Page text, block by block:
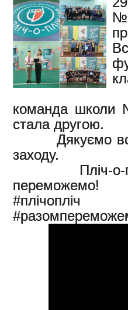
В
команда школи
сталадругою.
Дякуємо
заходу.
Пліч-
переможемо!